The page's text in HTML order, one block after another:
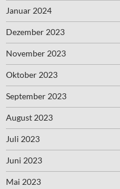
Januar 2024
Dezember 2023
November 2023
Oktober 2023
September 2023
August 2023
Juli 2023
Juni 2023
Mai 2023